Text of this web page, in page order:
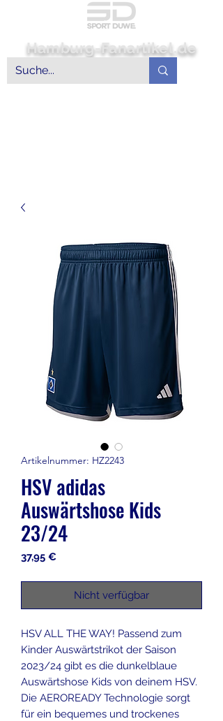
Hamburg-Fanartikel.de
Artikelnummer: HZ2243
HSV adidas
Auswärtshose Kids
23/24
37,95 €Preis
Nicht verfügbar
HSV ALL THE WAY! Passend zum
Kinder Auswärtstrikot der Saison
2023/24 gibt es die dunkelblaue
Auswärtshose Kids von deinem HSV.
Die AEROREADY Technologie sorgt
für ein bequemes und trockenes